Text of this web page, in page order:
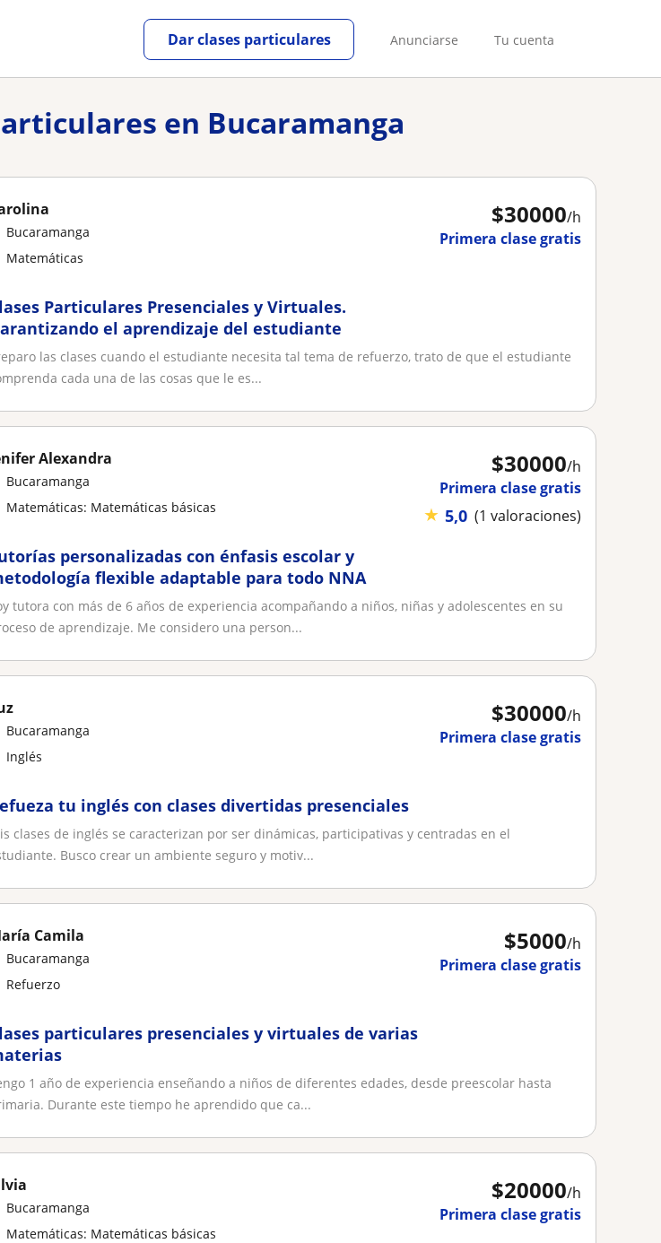
Anunciarse Tu cuenta
Dar clases particulares
en Bucaramanga
$30000/h
Primera clase gratis
Bucaramanga
Matemáticas
Particulares Presenciales y Virtuales.
el aprendizaje del estudiante
las clases cuando el estudiante necesita tal tema de refuerzo, trato de que el estudiante
cada una de las cosas que le es...
$30000/h
Primera clase gratis
★ 5,0 (1 valoraciones)
Alexandra
Bucaramanga
Matemáticas: Matemáticas básicas
personalizadas con énfasis escolar y
flexible adaptable para todo NNA
tutora con más de 6 años de experiencia acompañando a niños, niñas y adolescentes en su
de aprendizaje. Me considero una person...
$30000/h
Primera clase gratis
Bucaramanga
Inglés
tu inglés con clases divertidas presenciales
clases de inglés se caracterizan por ser dinámicas, participativas y centradas en el
Busco crear un ambiente seguro y motiv...
$5000/h
Primera clase gratis
Camila
Bucaramanga
Refuerzo
particulares presenciales y virtuales de varias
1 año de experiencia enseñando a niños de diferentes edades, desde preescolar hasta
Durante este tiempo he aprendido que ca...
$20000/h
Primera clase gratis
Bucaramanga
Matemáticas: Matemáticas básicas